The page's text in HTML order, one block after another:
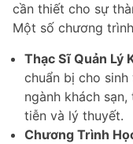
cần thiết cho sự
Một số chương
Thạc Sĩ Quản Lý
chuẩn bị cho
ngành khách
tiễn và lý thuyết.
Chương Trình